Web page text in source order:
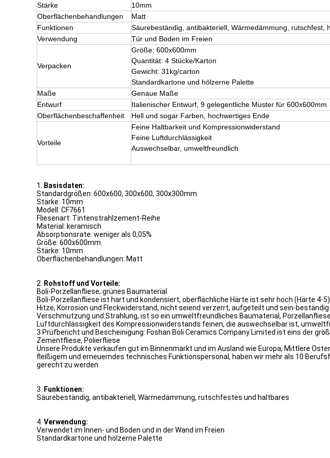
Stärke
10mm
Oberflächenbehandlungen
Matt
Funktionen
Säurebeständig, antibakteriell, Wärmedämmung, rutschfest,
Verwendung
Tür und Boden im Freien
Verpacken
Größe: 600x600mm
Quantität: 4 Stücke/Karton
Gewicht: 31kg/carton
Standardkartone und hölzerne Palette
Maße
Genaue Maße
Entwurf
Italienischer Entwurf, 9 gelegentliche Muster für 600x600mm
Oberflächenbeschaffenheit
Hell und sogar Farben, hochwertiges Ende
Vorteile
Feine Haltbarkeit und Kompressionwiderstand
Feine Luftdurchlässigkeit
Auswechselbar, umweltfreundlich
1.
Basisdaten:
Standardgrößen: 600x600, 300x600, 300x300mm
Stärke: 10mm
Modell: CF7661
Fliesenart: Tintenstrahlzement-Reihe
Material: keramisch
Absorptionsrate: weniger als 0,05%
Größe: 600x600mm
Stärke: 10mm
Oberflächenbehandlungen: Matt
2.
Rohstoff und Vorteile:
Boli-Porzellanfliese, grünes Baumaterial
Boli-Porzellanfliese ist hart und kondensiert, oberflächliche Härte ist sehr hoch (Härte
Hitze, Korrosion und Fleckwiderstand, nicht seiend verzerrt, aufgeteilt und sein-
Verschmutzung und Strahlung, ist so ein umweltfreundliches Baumaterial,
Luftdurchlässigkeit des Kompressionwiderstands feinen, die auswechselbar ist,
3 Prüfbericht und Bescheinigung: Foshan Boli Ceramics Company Limited ist eins der
Zementfliese, Polierfliese
Unsere Produkte verkaufen gut im Binnenmarkt und im Ausland wie Europa, Mittlere
fleißigem und erneuerndes technisches Funktionspersonal, haben wir mehr als 10
gerecht zu werden
3.
Funktionen:
Säurebeständig, antibakteriell, Wärmedämmung, rutschfestes und haltbares
4. Verwendung:
Verwendet im Innen- und Boden und in der Wand im Freien
Standardkartone und hölzerne Palette